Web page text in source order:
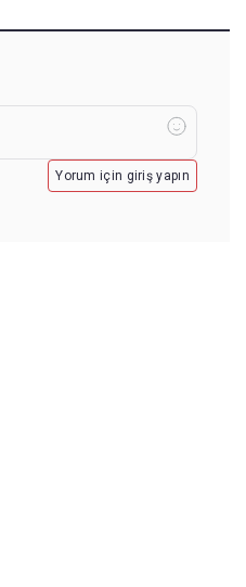
Yorum için giriş yapın